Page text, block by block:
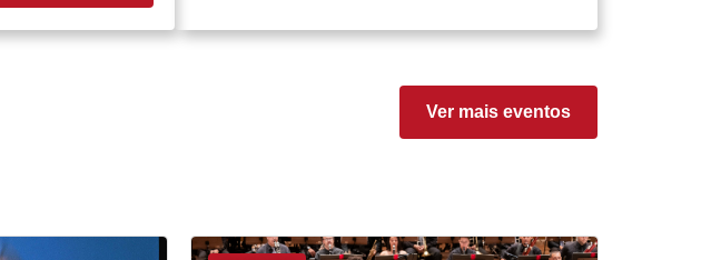
Ver mais eventos